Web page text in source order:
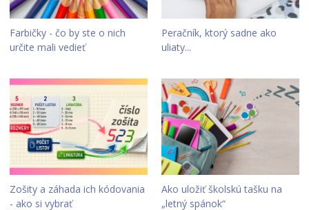
Farbičky - čo by ste o nich
určite mali vedieť
Peračník, ktorý sadne ako
uliaty...
Zošity a záhada ich kódovania
- ako si vybrať
Ako uložiť školskú tašku na
„letný spánok“